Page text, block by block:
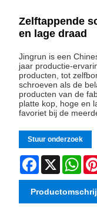
Zelftappende
en lage draad
Jingrun is een
jaar productie-
producten, tot
schroeven als de
producten van de
platte kop, hoge en
favoriet bij de
Stuur onderzoek
Facebook
X